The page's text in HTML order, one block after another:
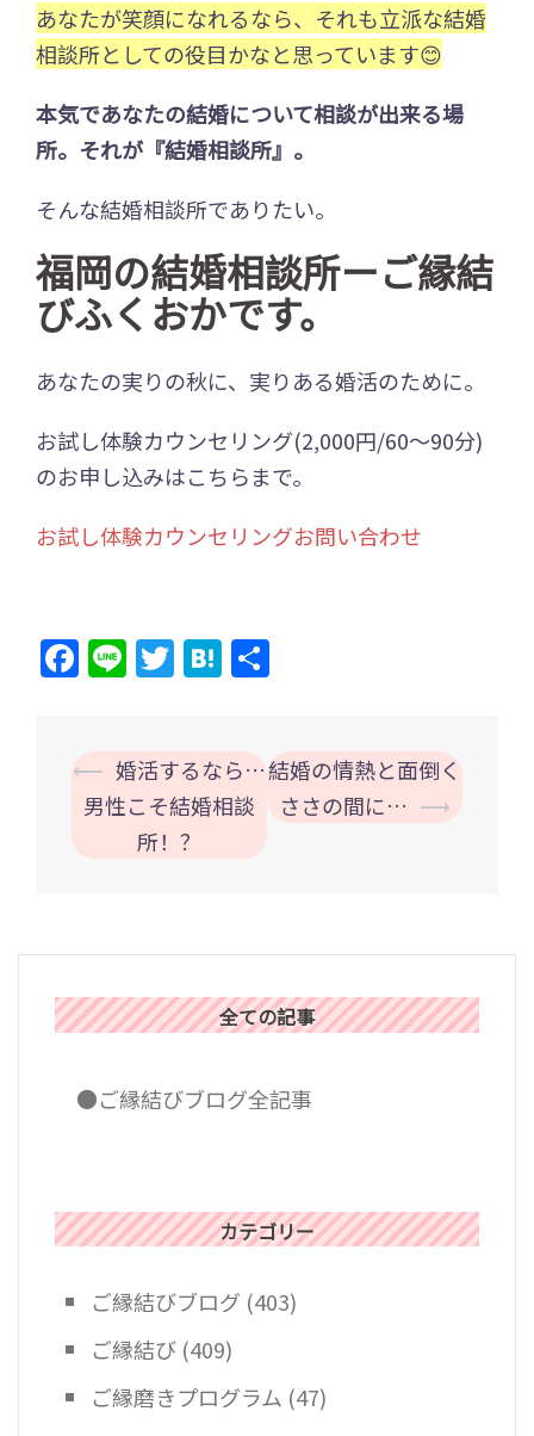
あなたが笑顔になれるなら、それも立派な結婚
相談所としての役目かなと思っています😊
本気であなたの結婚について相談が出来る場
所。それが『結婚相談所』。
そんな結婚相談所でありたい。
福岡の結婚相談所ーご縁結
びふくおかです。
あなたの実りの秋に、実りある婚活のために。
お試し体験カウンセリング(2,000円/60～90分)
のお申し込みはこちらまで。
お試し体験カウンセリングお問い合わせ
Facebook
LineTwitterHatena
投
稿
ー
ョ
⟵ 婚活するなら…
男性こそ結婚相談
所！？
結婚の情熱と面倒く
ささの間に… ⟶
全ての記事
●ご縁結びブログ全記事
カテゴリー
ご縁結びブログ (403)
ご縁結び (409)
ご縁磨きプログラム (47)